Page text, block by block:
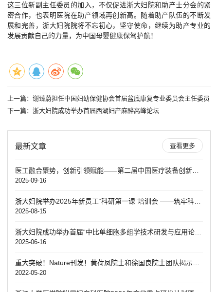
这三位新副主任委员的加入，不仅促进浙大妇院和助产士分会的紧
密合作，也表明医院在助产领域再创新高。随着助产队伍的不断发
展和完善，浙大妇院院将不忘初心，坚守使命，继续为助产专业的
发展贡献自己的力量，为中国母婴健康保驾护航！
上一篇： 谢臻蔚担任中国妇幼保健协会首届盆底康复专业委员会主任委员
下一篇： 浙大妇院成功举办首届西湖妇产麻醉高峰论坛
最新文章 查看更多
2025-09-16
2025-08-15
2025-06-16
2022-05-20